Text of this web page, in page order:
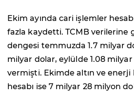
Ekim ayında cari işlemler
fazla kaydetti. TCMB verilerine
dengesi temmuzda 1.7 milyar
milyar dolar, eylülde 1.08
vermişti. Ekimde altın ve enerji
hesabı ise 7 milyar 28 milyon